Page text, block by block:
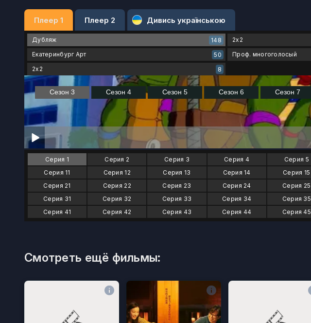
Плеер 1 Плеер 2 Дивись українською
Дубляж 148 2x2
Екатеринбург Арт
50 Проф. многоголосый
2x2
8
Серия 1 Серия 2 Серия 3 Серия 4 Серия 5
Серия 11
Серия 12 Серия 13 Серия 14 Серия 15
Серия 21
Серия 22 Серия 23 Серия 24 Серия 25
Серия 31
Серия 32 Серия 33 Серия 34 Серия 35
Серия 41
Серия 42 Серия 43 Серия 44 Серия 45
Смотреть ещё фильмы: